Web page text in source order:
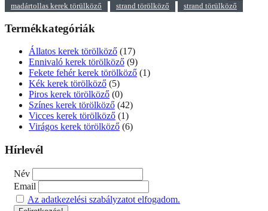
madártollas kerek törülköző
strand törölköző strand törülköző
Termékkategóriák
Állatos kerek törölköző (17)
Ennivaló kerek törölköző (9)
Fekete fehér kerek törölköző (1)
Kék kerek törölköző (5)
Piros kerek törölköző (0)
Színes kerek törölköző (42)
Vicces kerek törölköző (1)
Virágos kerek törölköző (6)
Hírlevél
Név
Email
Az adatkezelési szabályzatot elfogadom.